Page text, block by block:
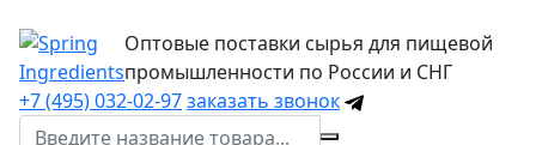
Оптовые поставки сырья для пищевой
промышленности по России и СНГ
+7 (495) 032-02-97заказать звонок